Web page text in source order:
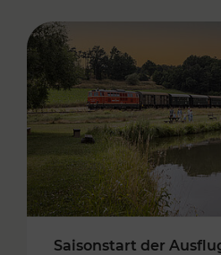
Saisonstart der